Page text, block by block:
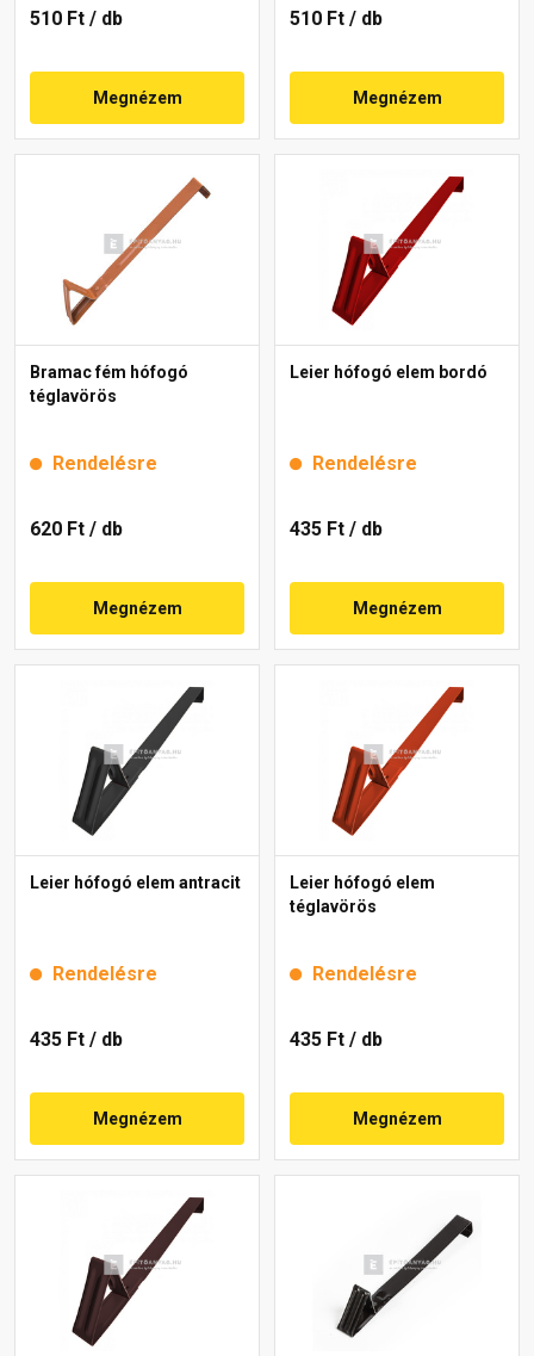
510 Ft / db
Megnézem
510 Ft / db
Megnézem
Bramac fém hófogó
téglavörös
Rendelésre
620 Ft / db
Megnézem
Leier hófogó elem bordó
Rendelésre
435 Ft / db
Megnézem
Leier hófogó elem antracit
Rendelésre
435 Ft / db
Megnézem
Leier hófogó elem
téglavörös
Rendelésre
435 Ft / db
Megnézem